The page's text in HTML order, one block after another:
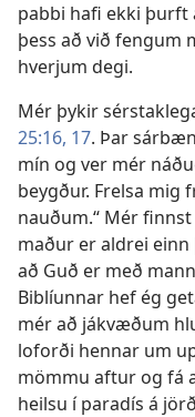
pabbi hafi ekki þurft
þess að við fengum
hverjum degi.
Mér þykir
25:16, 17. Þar
mín og ver mér
beygður. Frelsa mig
nauðum.“ Mér
maður er aldrei
að Guð er með
Biblíunnar hef ég
mér að jákvæðum
loforði hennar um
mömmu aftur og fá
heilsu í paradís á